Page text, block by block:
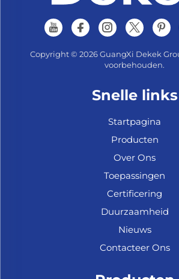
Copyright © 2026 GuangXi Dekek
voorbehouden.
Snelle links
Startpagina
Producten
Over Ons
Toepassingen
Certificering
Duurzaamheid
Nieuws
Contacteer Ons